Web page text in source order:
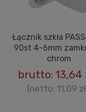
Łącznik szkła
90st 4-6mm
chrom
brutto: 13,64
(netto: 11,09 zł